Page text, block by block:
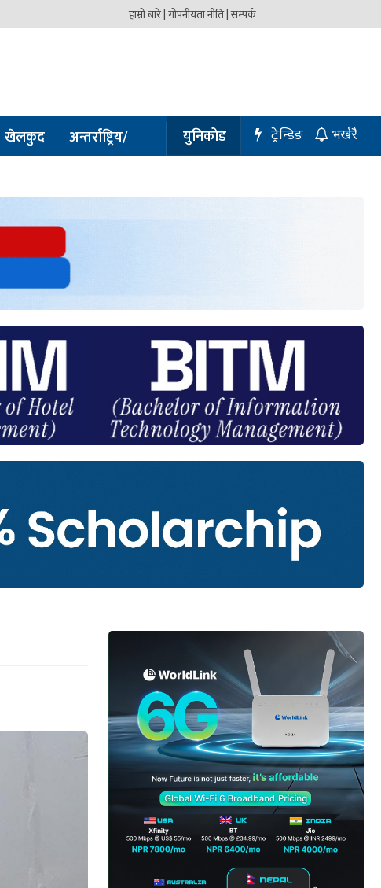
हाम्रो बारे |गोपनीयता नीति |सम्पर्क
खेलकुद
अन्तर्राष्ट्रिय/
प्रबास
युनिकोड भर्खरै
ट्रेन्डिङ